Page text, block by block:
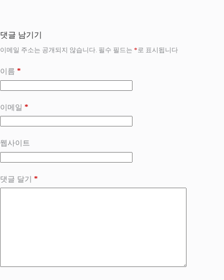
댓글 남기기
이메일 주소는 공개되지 않습니다. 필수 필드는 *로 표시됩니다
이름 *
이메일 *
웹사이트
댓글 달기 *